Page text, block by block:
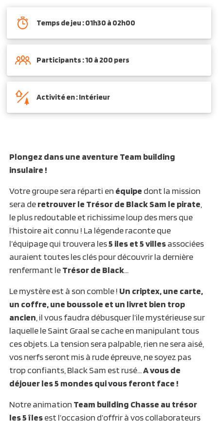
Temps de jeu : 01h30 à 02h00
Participants : 10 à 200 pers
Activité en : Intérieur
Plongez dans une aventure Team building
insulaire !
Votre groupe sera réparti en équipe dont la mission
sera deretrouver le Trésor de Black Sam le pirate
le plus redoutable et richissime loup des mers que
l’histoire ait connu ! La légende raconte que
l’équipage qui trouvera les5 iles et 5 villesassociées
auraient toutes les clés pour découvrir la dernière
renfermant leTrésor de Black…
Le mystère est à son comble ! Un criptex, une carte,
un coffre, une boussole et un livret bien trop
ancien , il vous faudra débusquer l’ile mystérieuse sur
laquelle le Saint Graal se cache en manipulant tous
ces objets. La tension sera palpable, rien ne sera aisé,
vos nerfs seront mis à rude épreuve, ne soyez pas
trop confiants, Black Sam est rusé…A vous de
déjouer les 5 mondes qui vous feront face !
Notre animation Team building Chasse au trésor
les 5 îlesest l’occasion d’offrir à vos collaborateurs